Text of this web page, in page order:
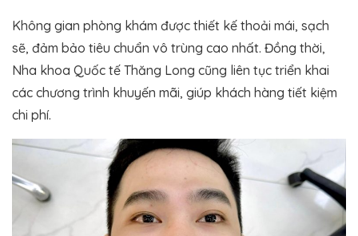
Không gian phòng khám được thiết kế thoải mái, sạch
sẽ, đảm bảo tiêu chuẩn vô trùng cao nhất. Đồng thời,
Nha khoa Quốc tế Thăng Long cũng liên tục triển khai
các chương trình khuyến mãi, giúp khách hàng tiết kiệm
chi phí.